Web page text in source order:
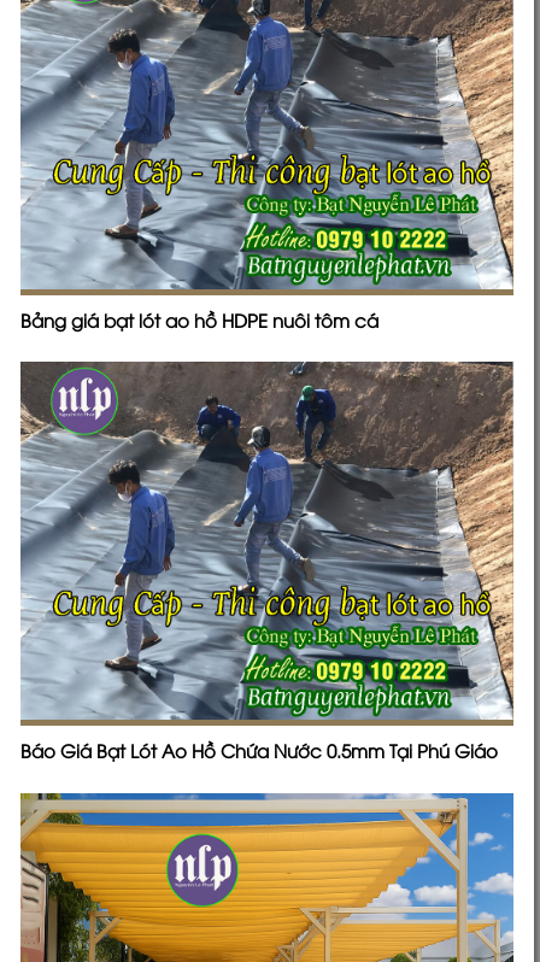
Bảng giá bạt lót ao hồ HDPE nuôi tôm cá
Báo Giá Bạt Lót Ao Hồ Chứa Nước 0.5mm Tại Phú Giáo